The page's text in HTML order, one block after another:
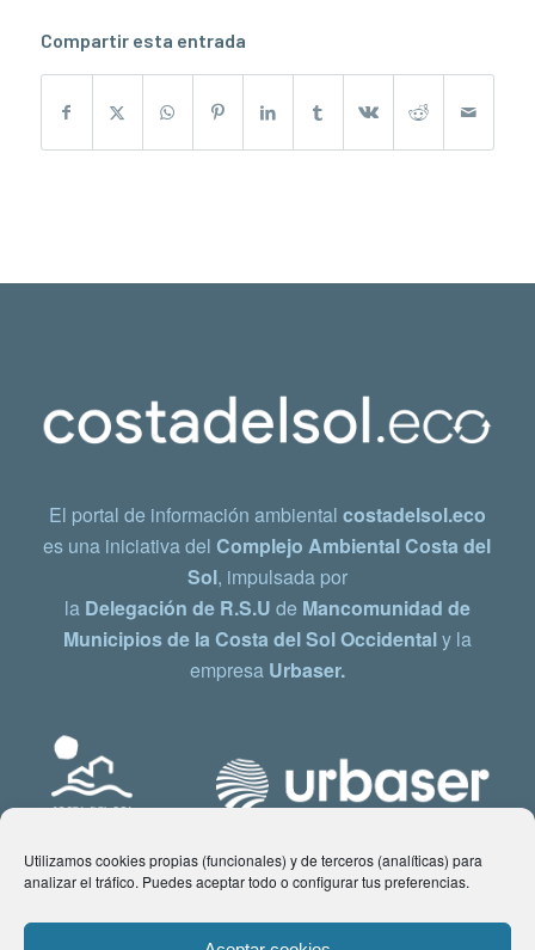
Utilizamos cookies propias (funcionales) y de terceros (analíticas) para
analizar el tráfico. Puedes aceptar todo o configurar tus preferencias.
Compartir esta entrada
El portal de información ambiental costadelsol.eco
es una iniciativa delComplejo Ambiental Costa del
Sol, impulsada por
la Delegación de R.S.U de Mancomunidad de
Municipios de la Costa del Sol Occidentaly la
empresa Urbaser.